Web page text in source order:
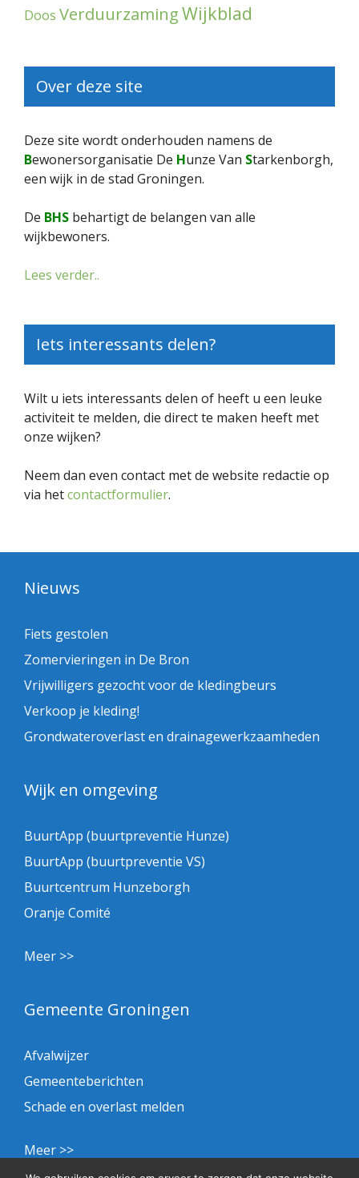
Doos VerduurzamingWijkblad
Over deze site
Deze site wordt onderhouden namens de
Bewonersorganisatie De Hunze Van Starkenborgh,
een wijk in de stad Groningen.
De BHS behartigt de belangen van alle
wijkbewoners.
Lees verder..
Iets interessants delen?
Wilt u iets interessants delen of heeft u een leuke
activiteit te melden, die direct te maken heeft met
onze wijken?
Neem dan even contact met de website redactie op
via hetcontactformulier.
Nieuws
Fiets gestolen
Zomervieringen in De Bron
Vrijwilligers gezocht voor de kledingbeurs
Verkoop je kleding!
Grondwateroverlast en drainagewerkzaamheden
Wijk en omgeving
BuurtApp (buurtpreventie Hunze)
BuurtApp (buurtpreventie VS)
Buurtcentrum Hunzeborgh
Oranje Comité
Meer >>
Gemeente Groningen
Afvalwijzer
Gemeenteberichten
Schade en overlast melden
Meer >>